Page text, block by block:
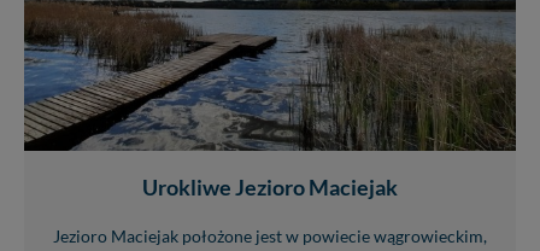
Urokliwe Jezioro Maciejak
Jezioro Maciejak położone jest w powiecie wągrowieckim,